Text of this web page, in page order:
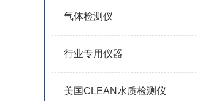
气体检测仪
行业专用仪器
美国CLEAN水质检测仪